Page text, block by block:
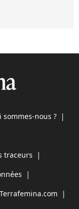
sommes-nous ? |
traceurs |
|
|